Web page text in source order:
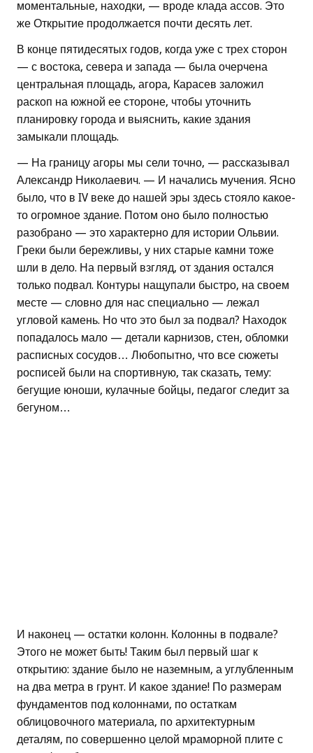
моментальные, находки, — вроде клада ассов. Это
же Открытие продолжается почти десять лет.
В конце пятидесятых годов, когда уже с трех сторон
— с востока, севера и запада — была очерчена
центральная площадь, агора, Карасев заложил
раскоп на южной ее стороне, чтобы уточнить
планировку города и выяснить, какие здания
замыкали площадь.
— На границу агоры мы сели точно, — рассказывал
Александр Николаевич. — И начались мучения. Ясно
было, что в IV веке до нашей эры здесь стояло какое-
то огромное здание. Потом оно было полностью
разобрано — это характерно для истории Ольвии.
Греки были бережливы, у них старые камни тоже
шли в дело. На первый взгляд, от здания остался
только подвал. Контуры нащупали быстро, на своем
месте — словно для нас специально — лежал
угловой камень. Но что это был за подвал? Находок
попадалось мало — детали карнизов, стен, обломки
расписных сосудов… Любопытно, что все сюжеты
росписей были на спортивную, так сказать, тему:
бегущие юноши, кулачные бойцы, педагог следит за
бегуном…
И наконец — остатки колонн. Колонны в подвале?
Этого не может быть! Таким был первый шаг к
открытию: здание было не наземным, а углубленным
на два метра в грунт. И какое здание! По размерам
фундаментов под колоннами, по остаткам
облицовочного материала, по архитектурным
деталям, по совершенно целой мраморной плите с